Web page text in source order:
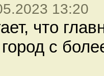
13:20
что
с